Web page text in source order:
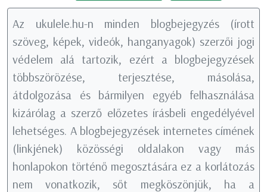
Az ukulele.hu-n minden blogbejegyzés (írott
szöveg, képek, videók, hanganyagok) szerzői jogi
védelem alá tartozik, ezért a blogbejegyzések
többszörözése, terjesztése, másolása,
átdolgozása és bármilyen egyéb felhasználása
kizárólag a szerző előzetes írásbeli engedélyével
lehetséges. A blogbejegyzések internetes címének
(linkjének) közösségi oldalakon vagy más
honlapokon történő megosztására ez a korlátozás
nem vonatkozik, sőt megköszönjük, ha a